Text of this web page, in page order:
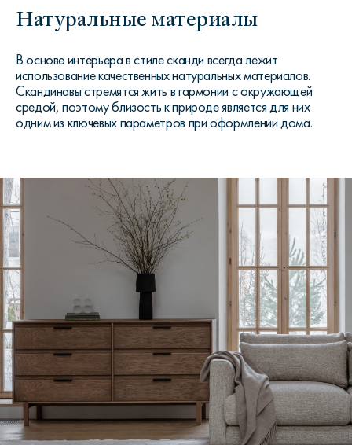
Натуральные материалы
В основе интерьера в стиле сканди всегда лежит
использование качественных натуральных материалов.
Скандинавы стремятся жить в гармонии с окружающей
средой, поэтому близость к природе является для них
одним из ключевых параметров при оформлении дома.